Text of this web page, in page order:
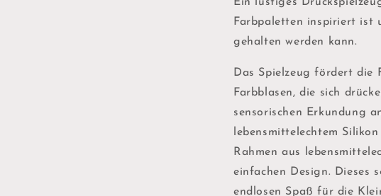
Farbpaletten inspiriert ist
gehalten werden kann.
Das Spielzeug fördert die
Farbblasen, die sich
sensorischen Erkundung
lebensmittelechtem
Rahmen aus
einfachen Design. Dieses
endlosen Spaß für die